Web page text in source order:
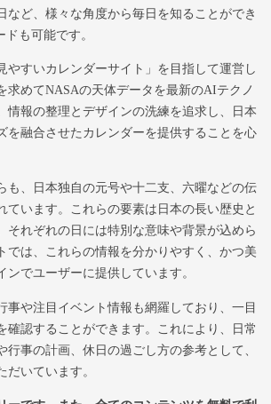
など、様々な角度から毎日を知ることができ
も可能です。
やすいカレンダーサイト」を目指して運営し
求めてNASAの天体データを最新のAIテクノ
情報の整理とデザインの洗練を追求し、日本
を融合させたカレンダーを提供することを心
も、日本独自の元号や十二支、六曜などの伝
ています。これらの要素は日本の長い歴史と
それぞれの日には特別な意味や背景が込めら
では、これらの情報を分かりやすく、かつ美
ンでユーザーに提供しています。
事や注目イベント情報も網羅しており、一目
確認することができます。これにより、日常
行事の計画、休日の過ごし方の参考として、
だいています。